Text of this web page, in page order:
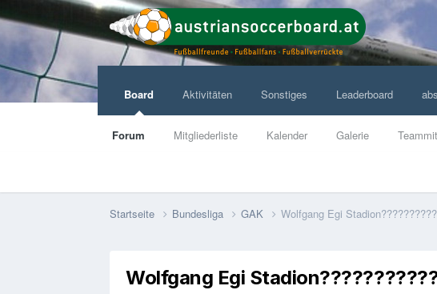
Board
Forum Mitgliederliste Kalender Galerie
Aktivitäten Sonstiges Leaderboard
Startseite Bundesliga GAK Wolfgang Egi
Wolfgang Egi